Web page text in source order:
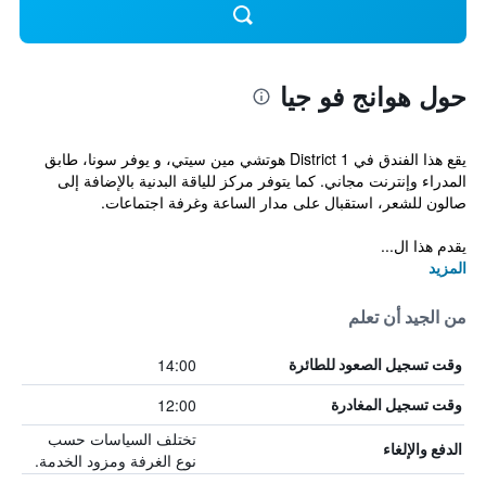
حول هوانج فو جيا
يقع هذا الفندق في District 1 هوتشي مين سيتي، و يوفر سونا، طابق
المدراء وإنترنت مجاني. كما يتوفر مركز للياقة البدنية بالإضافة إلى
صالون للشعر، استقبال على مدار الساعة وغرفة اجتماعات.
يقدم هذا ال...
المزيد
من الجيد أن تعلم
وقت تسجيل الصعود للطائرة 14:00
وقت تسجيل المغادرة 12:00
الدفع والإلغاء
تختلف السياسات حسب
نوع الغرفة ومزود الخدمة.